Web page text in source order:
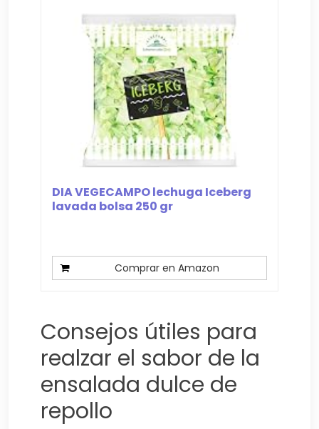
DIA VEGECAMPO lechuga Iceberg
lavada bolsa 250 gr
Comprar en Amazon
Consejos útiles para
realzar el sabor de la
ensalada dulce de
repollo